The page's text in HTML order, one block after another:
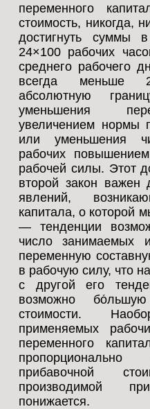
переменного
стоимость, никогда,
достигнуть суммы
24×100 рабочих
среднего рабочего
всегда меньше
абсолютную
уменьшения
увеличением нормы
или уменьшения
рабочих
рабочей силы. Этот
второй закон важен
явлений,
капитала, о которой
— тенденции
число занимаемых
переменную
в рабочую силу, что
с другой его
возможно
стоимости.
применяемых
переменного
прибавочной
производимой
понижается.